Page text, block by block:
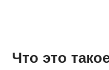
Что это